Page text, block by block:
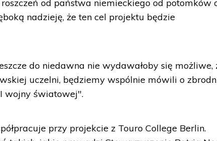
od państwa niemieckiego od potomków
nadzieję, że ten cel projektu będzie
do niedawna nie wydawałoby się możliwe,
uczelni, będziemy wspólnie mówili o
wojny światowej".
przy projekcie z Touro College Berlin.